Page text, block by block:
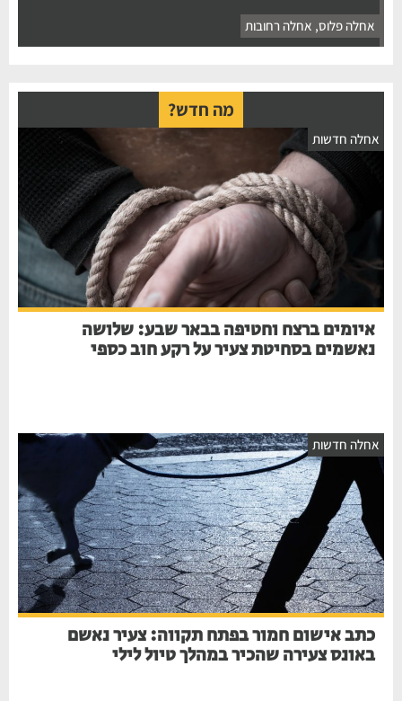
אחלה פלוס, אחלה רחובות
מה חדש?
אחלה חדשות
איומים ברצח וחטיפה בבאר שבע: שלושה
נאשמים בסחיטת צעיר על רקע חוב כספי
אחלה חדשות
כתב אישום חמור בפתח תקווה: צעיר נאשם
באונס צעירה שהכיר במהלך טיול לילי